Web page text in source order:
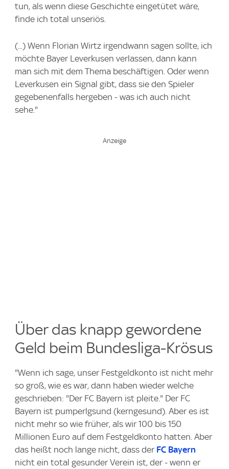
tun, als wenn diese Geschichte eingetütet wäre,
finde ich total unseriös.
(...) Wenn Florian Wirtz irgendwann sagen sollte, ich
möchte Bayer Leverkusen verlassen, dann kann
man sich mit dem Thema beschäftigen. Oder wenn
Leverkusen ein Signal gibt, dass sie den Spieler
gegebenenfalls hergeben - was ich auch nicht
sehe."
Über das knapp gewordene
Geld beim Bundesliga-Krösus
"Wenn ich sage, unser Festgeldkonto ist nicht mehr
so groß, wie es war, dann haben wieder welche
geschrieben: "Der FC Bayern ist pleite." Der FC
Bayern ist pumperlgsund (kerngesund). Aber es ist
nicht mehr so wie früher, als wir 100 bis 150
Millionen Euro auf dem Festgeldkonto hatten. Aber
das heißt noch lange nicht, dass der FC Bayern
nicht ein total gesunder Verein ist, der - wenn er